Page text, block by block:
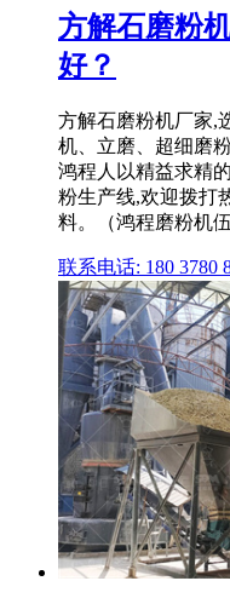
方解石磨粉
好？
方解石磨粉机厂家,
机、立磨、超细磨
鸿程人以精益求精
粉生产线,欢迎拨打
料。（鸿程磨粉机伍
联系电话: 180 3780